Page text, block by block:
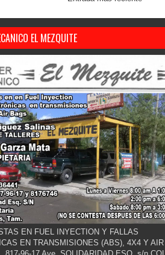
EL MEZQUITE
EN FUEL INYECTION Y FALLAS
EN TRANSMISIONES (ABS), 4X4 Y AIR